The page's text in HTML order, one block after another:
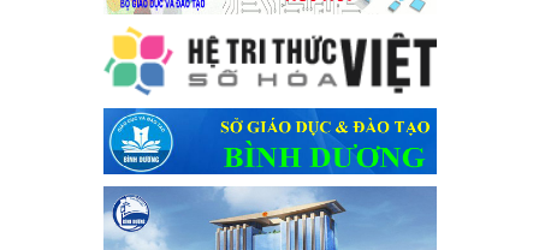
Kế hoạch Tổ chức Hội trại truyền thống học sinh thị xã Bến
Cát Lần thứ VIII, năm học 2023-2024
Kế hoạch Tổ chức Hội trại truyền thống học sinh thị xã Bến Cát
Lần thứ VIII, năm học 2023-2024
Ngày ban hành: 28/12/2023
Phối hợp rà soát nhu cầu tiêm vắc xin phòng Covid 19
Phối hợp rà soát nhu cầu tiêm vắc xin phòng Covid 19
Ngày ban hành: 22/11/2023